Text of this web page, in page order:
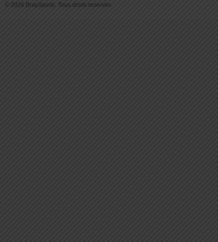
© 2026 BraySports. Tous droits reservés.